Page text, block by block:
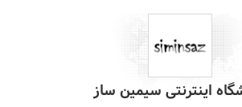
اینترنتی سیمین ساز